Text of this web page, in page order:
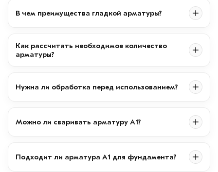
В чем преимущества гладкой арматуры?
Как рассчитать необходимое количество
арматуры?
Нужна ли обработка перед использованием?
Можно ли сваривать арматуру А1?
Подходит ли арматура А1 для фундамента?